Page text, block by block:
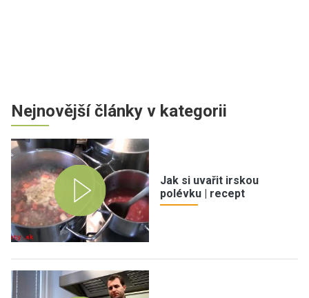
Nejnovější články v kategorii
Jak si uvařit irskou
polévku | recept